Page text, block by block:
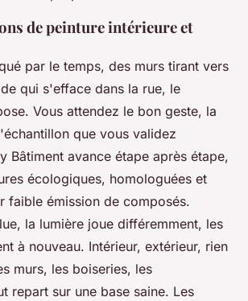
de peinture intérieure et
par le temps, des murs tirant vers
qui s'efface dans la rue, le
Vous attendez le bon geste, la
que vous validez
Bâtiment avance étape après étape,
écologiques, homologuées et
faible émission de composés.
la lumière joue différemment, les
à nouveau. Intérieur, extérieur, rien
murs, les boiseries, les
repart sur une base saine. Les